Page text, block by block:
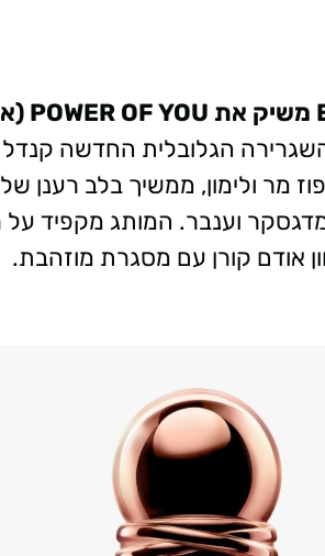
השגרירה הגלובלית החדשה
מר ולימון, ממשיך בלב רענן
וענבר. המותג מקפיד על
אודם קורן עם מסגרת מוזהבת.